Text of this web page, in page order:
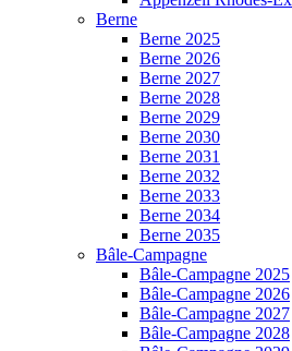
Berne
Berne 2025
Berne 2026
Berne 2027
Berne 2028
Berne 2029
Berne 2030
Berne 2031
Berne 2032
Berne 2033
Berne 2034
Berne 2035
Bâle-Campagne
Bâle-Campagne 2025
Bâle-Campagne 2026
Bâle-Campagne 2027
Bâle-Campagne 2028